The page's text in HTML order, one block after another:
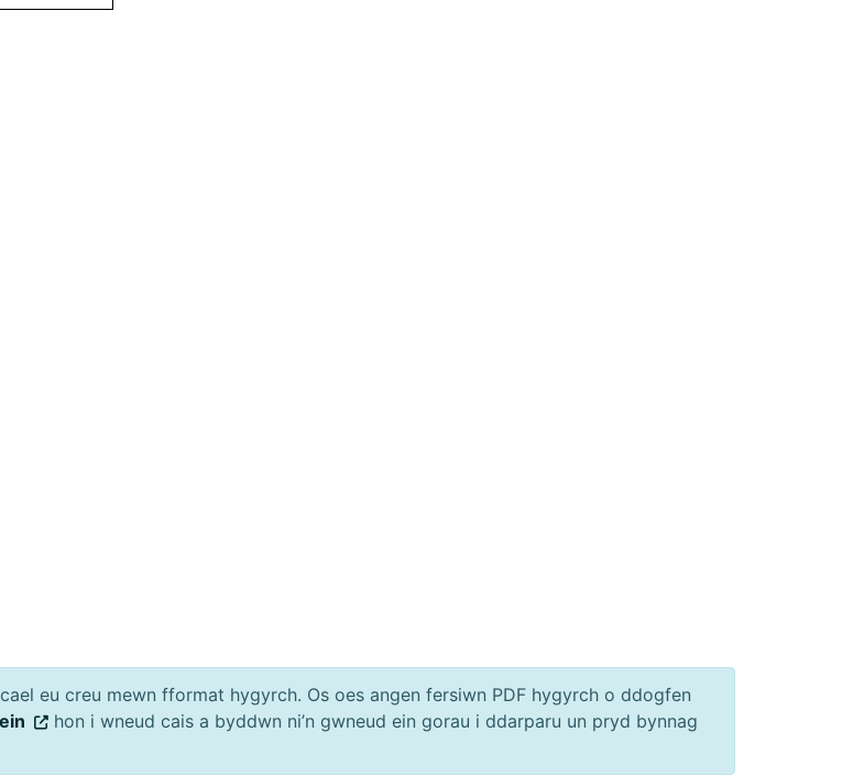
eu creu mewn fformat hygyrch. Os oes angen fersiwn PDF hygyrch o ddogfen
hon i wneud cais a byddwn ni’n gwneud ein gorau i ddarparu un pryd bynnag